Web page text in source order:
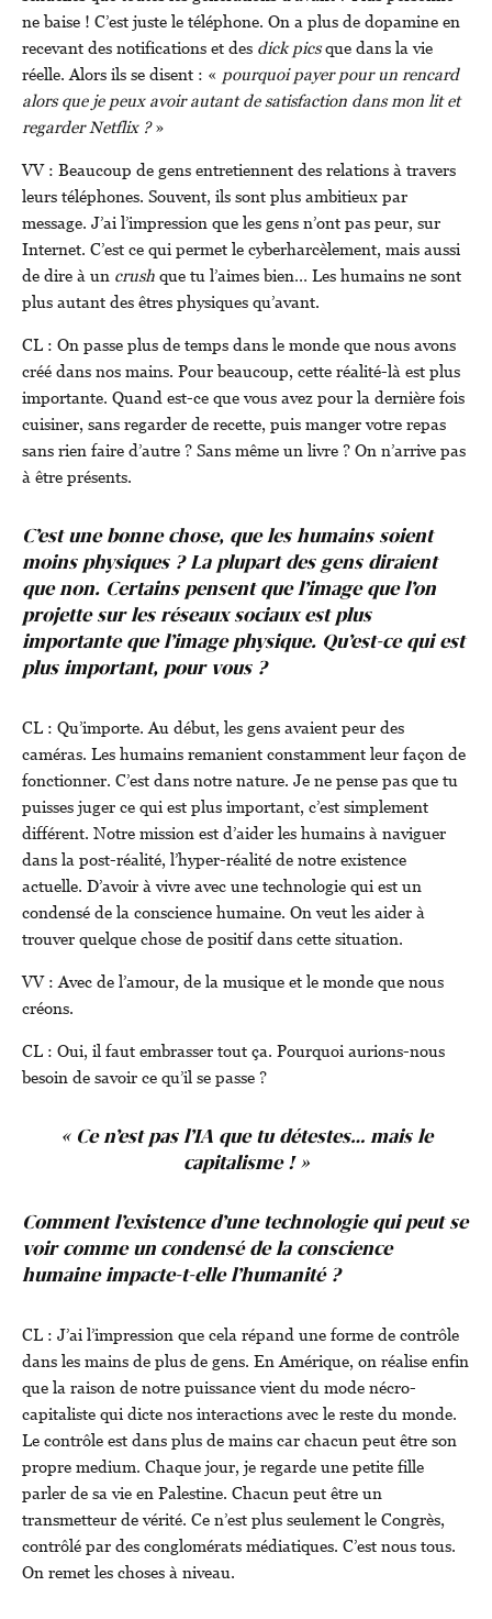
ne baise ! C’est juste le téléphone. On a plus de dopamine en
recevant des notifications et des dick picsque dans la vie
réelle. Alors ils se disent : « pourquoi payer pour un rencard
alors que je peux avoir autant de satisfaction dans mon lit et
regarder Netflix ?»
VV : Beaucoup de gens entretiennent des relations à travers
leurs téléphones. Souvent, ils sont plus ambitieux par
message. J’ai l’impression que les gens n’ont pas peur, sur
Internet. C’est ce qui permet le cyberharcèlement, mais aussi
de dire à un crushque tu l’aimes bien… Les humains ne sont
plus autant des êtres physiques qu’avant.
CL : On passe plus de temps dans le monde que nous avons
créé dans nos mains. Pour beaucoup, cette réalité-là est plus
importante. Quand est-ce que vous avez pour la dernière fois
cuisiner, sans regarder de recette, puis manger votre repas
sans rien faire d’autre ? Sans même un livre ? On n’arrive pas
à être présents.
C’est une bonne chose, que les humains soient
moins physiques ? La plupart des gens diraient
que non. Certains pensent que l’image que l’on
projette sur les réseaux sociaux est plus
importante que l’image physique. Qu’est-ce qui est
plus important, pour vous ?
CL : Qu’importe. Au début, les gens avaient peur des
caméras. Les humains remanient constamment leur façon de
fonctionner. C’est dans notre nature. Je ne pense pas que tu
puisses juger ce qui est plus important, c’est simplement
différent. Notre mission est d’aider les humains à naviguer
dans la post-réalité, l’hyper-réalité de notre existence
actuelle. D’avoir à vivre avec une technologie qui est un
condensé de la conscience humaine. On veut les aider à
trouver quelque chose de positif dans cette situation.
VV : Avec de l’amour, de la musique et le monde que nous
créons.
CL : Oui, il faut embrasser tout ça. Pourquoi aurions-nous
besoin de savoir ce qu’il se passe ?
« Ce n’est pas l’IA que tu détestes… mais le
capitalisme ! »
Comment l’existence d’une technologie qui peut se
voir comme un condensé de la conscience
humaine impacte-t-elle l’humanité ?
CL : J’ai l’impression que cela répand une forme de contrôle
dans les mains de plus de gens. En Amérique, on réalise enfin
que la raison de notre puissance vient du mode nécro-
capitaliste qui dicte nos interactions avec le reste du monde.
Le contrôle est dans plus de mains car chacun peut être son
propre medium. Chaque jour, je regarde une petite fille
parler de sa vie en Palestine. Chacun peut être un
transmetteur de vérité. Ce n’est plus seulement le Congrès,
contrôlé par des conglomérats médiatiques. C’est nous tous.
On remet les choses à niveau.